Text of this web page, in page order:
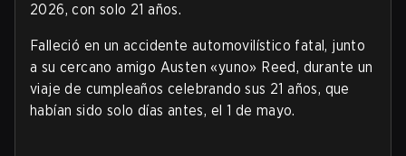
2026, con solo 21 años.
Falleció en un accidente automovilístico fatal, junto
a su cercano amigo Austen «yuno» Reed, durante un
viaje de cumpleaños celebrando sus 21 años, que
habían sido solo días antes, el 1 de mayo.